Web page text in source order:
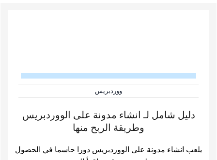
ووردبريس
دليل شامل لـ انشاء مدونة على الووردبريس
وطريقة الربح منها
يلعب انشاء مدونة على الووردبريس دورا حاسما في الحصول